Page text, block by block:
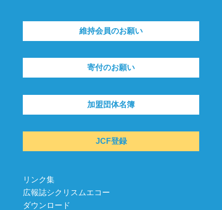
維持会員のお願い
寄付のお願い
加盟団体名簿
JCF登録
リンク集
広報誌シクリスムエコー
ダウンロード